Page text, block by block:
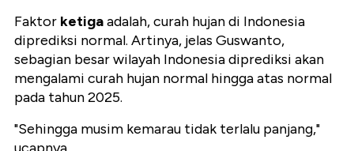
Faktor ketigaadalah, curah hujan di Indonesia
diprediksi normal. Artinya, jelas Guswanto,
sebagian besar wilayah Indonesia diprediksi akan
mengalami curah hujan normal hingga atas normal
pada tahun 2025.
"Sehingga musim kemarau tidak terlalu panjang,"